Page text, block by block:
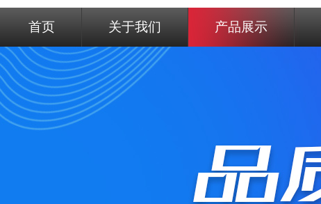
首页 关于我们 产品展示